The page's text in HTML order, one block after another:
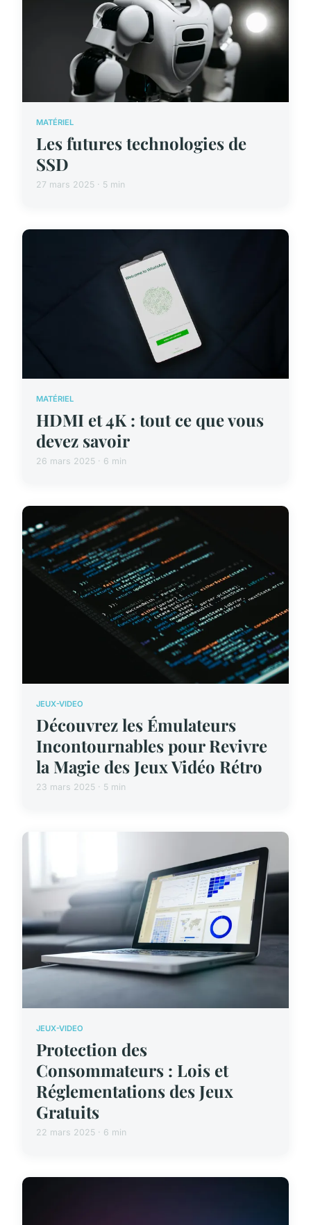
MATÉRIEL
Les futures technologies de
SSD
27 mars 2025 · 5 min
MATÉRIEL
HDMI et 4K : tout ce que vous
devez savoir
26 mars 2025 · 6 min
JEUX-VIDEO
Découvrez les Émulateurs
Incontournables pour Revivre
la Magie des Jeux Vidéo Rétro
23 mars 2025 · 5 min
JEUX-VIDEO
Protection des
Consommateurs : Lois et
Réglementations des Jeux
Gratuits
22 mars 2025 · 6 min